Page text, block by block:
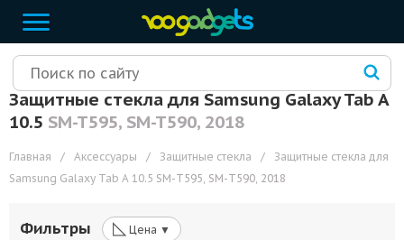
Защитные стекла для Samsung Galaxy Tab A
10.5 SM-T595, SM-T590, 2018
Главная / Аксессуары / Защитные стекла /
Защитные стекла для
Samsung Galaxy Tab A 10.5 SM-T595, SM-T590, 2018
Фильтры ◺ Цена ▼